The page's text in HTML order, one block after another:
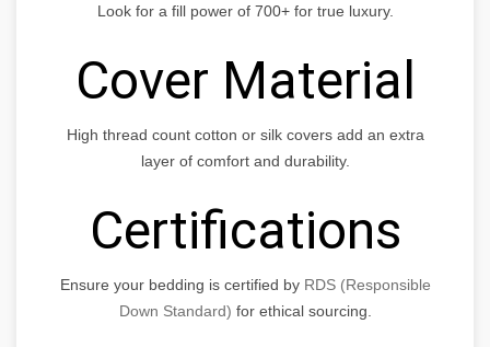
Look for a fill power of 700+ for true luxury.
Cover Material
High thread count cotton or silk covers add an extra
layer of comfort and durability.
Certifications
Ensure your bedding is certified by RDS (Responsible
Down Standard) for ethical sourcing.